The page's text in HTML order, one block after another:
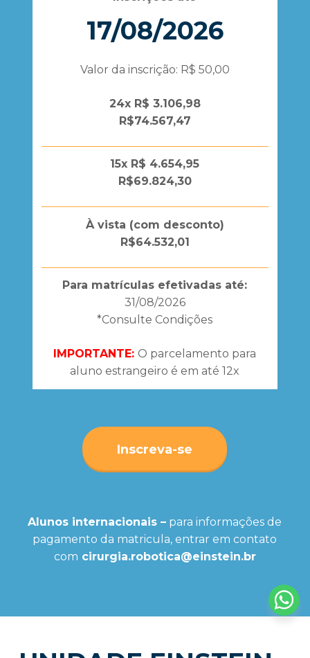
17/08/2026
Valor da inscrição: R$ 50,00
24x R$ 3.106,98
R$74.567,47
15x R$ 4.654,95
R$69.824,30
À vista (com desconto)
R$64.532,01
Para matrículas efetivadas até:
31/08/2026
*Consulte Condições
IMPORTANTE: O parcelamento para
aluno estrangeiro é em até 12x
Inscreva-se
Alunos internacionais – para informações de
pagamento da matricula, entrar em contato
com cirurgia.robotica@einstein.br